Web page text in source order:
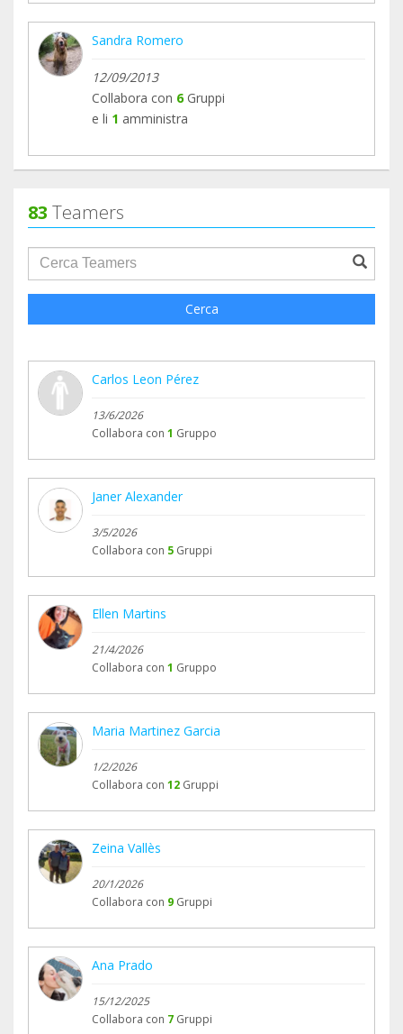
Sandra Romero
12/09/2013
Collabora con 6Gruppi
e li 1 amministra
83 Teamers
groupProfile.searchForm.search.text???
Cerca
Carlos Leon Pérez
13/6/2026
Collabora con 1 Gruppo
Janer Alexander
3/5/2026
Collabora con 5 Gruppi
Ellen Martins
21/4/2026
Collabora con 1 Gruppo
Maria Martinez Garcia
1/2/2026
Collabora con 12 Gruppi
Zeina Vallès
20/1/2026
Collabora con 9 Gruppi
Ana Prado
15/12/2025
Collabora con 7 Gruppi